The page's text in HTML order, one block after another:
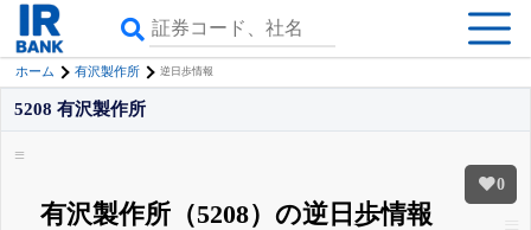
ホーム 有沢製作所 逆日歩情報
0
5208 有沢製作所
有沢製作所（5208）の逆日歩情報